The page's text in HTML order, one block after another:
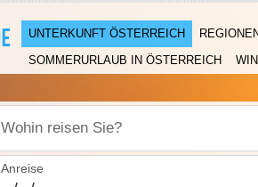
UNTERKUNFT ÖSTERREICH
SOMMERURLAUB IN ÖSTERREICH
Wohin reisen Sie?
Anreise